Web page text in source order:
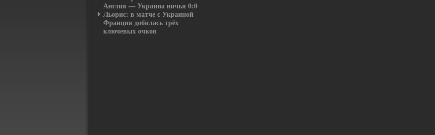
Англия — Украина ничья 0:0
Льорис: в матче с Украиной
Франция добилась трёх
ключевых очков